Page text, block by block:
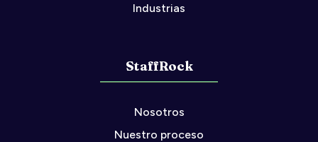
Industrias
StaffRock
Nosotros
Nuestro proceso